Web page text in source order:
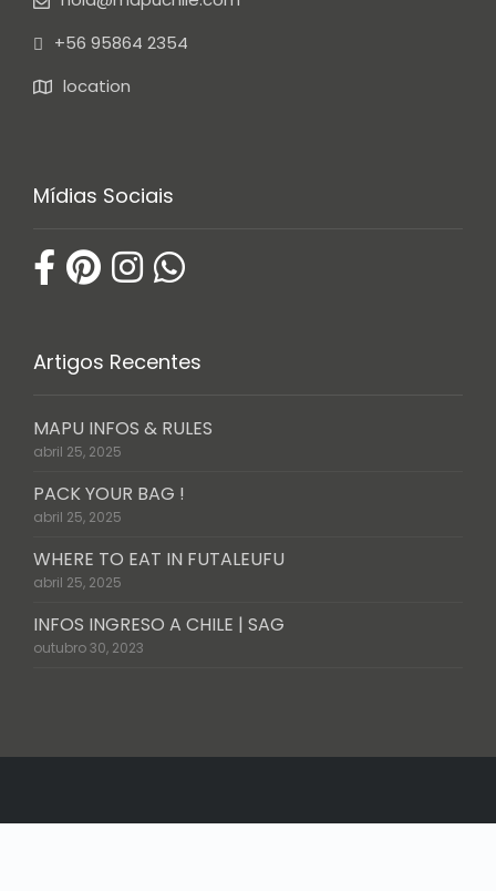
+56 95864 2354
location
Mídias Sociais
Artigos Recentes
MAPU INFOS & RULES
abril 25, 2025
PACK YOUR BAG !
abril 25, 2025
WHERE TO EAT IN FUTALEUFU
abril 25, 2025
INFOS INGRESO A CHILE | SAG
outubro 30, 2023